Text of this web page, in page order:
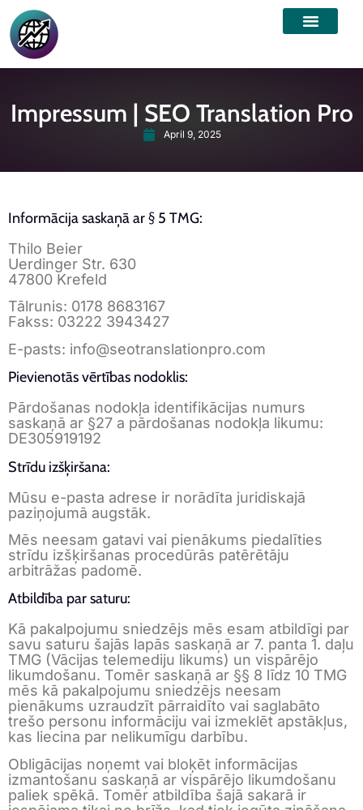
Impressum | SEO Translation Pro
April 9, 2025
Informācija saskaņā ar § 5 TMG:
Thilo Beier
Uerdinger Str. 630
47800 Krefeld
Tālrunis: 0178 8683167
Fakss: 03222 3943427
E-pasts: info@seotranslationpro.com
Pievienotās vērtības nodoklis:
Pārdošanas nodokļa identifikācijas numurs
saskaņā ar §27 a pārdošanas nodokļa likumu:
DE305919192
Strīdu izšķiršana:
Mūsu e-pasta adrese ir norādīta juridiskajā
paziņojumā augstāk.
Mēs neesam gatavi vai pienākums piedalīties
strīdu izšķiršanas procedūrās patērētāju
arbitrāžas padomē.
Atbildība par saturu:
Kā pakalpojumu sniedzējs mēs esam atbildīgi par
savu saturu šajās lapās saskaņā ar 7. panta 1. daļu
TMG (Vācijas telemediju likums) un vispārējo
likumdošanu. Tomēr saskaņā ar §§ 8 līdz 10 TMG
mēs kā pakalpojumu sniedzējs neesam
pienākums uzraudzīt pārraidīto vai saglabāto
trešo personu informāciju vai izmeklēt apstākļus,
kas liecina par nelikumīgu darbību.
Obligācijas noņemt vai bloķēt informācijas
izmantošanu saskaņā ar vispārējo likumdošanu
paliek spēkā. Tomēr atbildība šajā sakarā ir